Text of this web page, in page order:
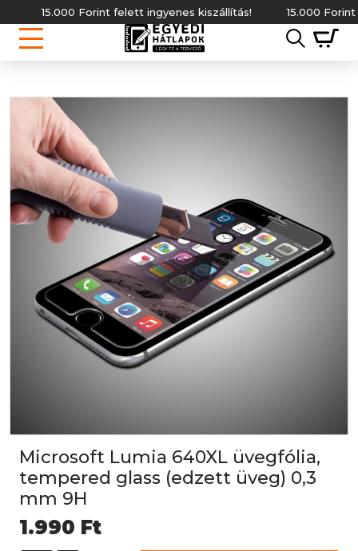
15.000 Forint felett ingyenes kiszállítás! 15.000 Forint
Microsoft Lumia 640XL üvegfólia,
tempered glass (edzett üveg) 0,3
mm 9H
1.990 Ft